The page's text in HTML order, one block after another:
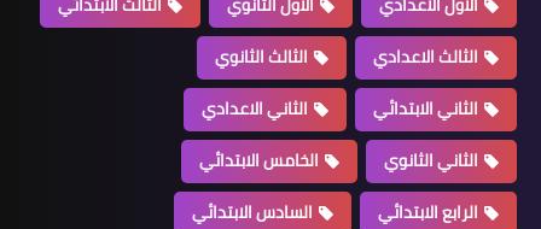
الثالث الاعدادي
الثالث الثانوي
الثاني الابتدائي
الثاني الاعدادي
الثاني الثانوي
الخامس الابتدائي
الرابع الابتدائي
السادس الابتدائي